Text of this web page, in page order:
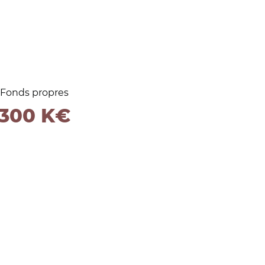
Fonds propres
K€